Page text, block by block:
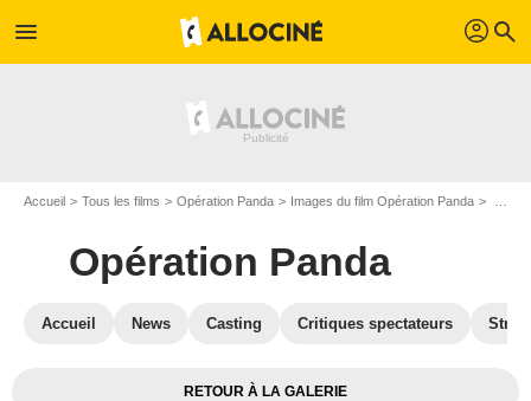
menu profil search
Accueil Tous les films Opération Panda Images du film Opération Panda
Opération Panda
Accueil News Casting Critiques spectateurs
RETOUR À LA GALERIE